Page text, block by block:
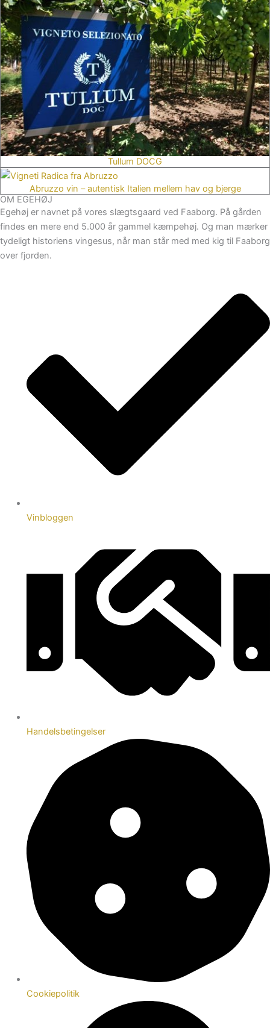
Tullum DOCG
Abruzzo vin – autentisk Italien mellem hav og bjerge
OM EGEHØJ
Egehøj er navnet på vores slægtsgaard ved Faaborg. På gården
findes en mere end 5.000 år gammel kæmpehøj. Og man mærker
tydeligt historiens vingesus, når man står med med kig til Faaborg
over fjorden.
Vinbloggen
Handelsbetingelser
Cookiepolitik